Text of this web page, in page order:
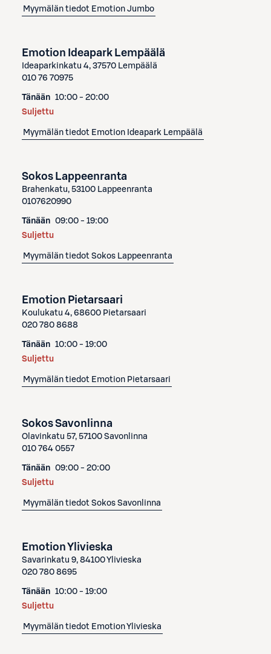
Myymälän tiedot Emotion Jumbo
Emotion Ideapark Lempäälä
Ideaparkinkatu 4, 37570 Lempäälä
010 76 70975
Tänään 10:00 - 20:00
Suljettu
Myymälän tiedot Emotion Ideapark Lempäälä
Sokos Lappeenranta
Brahenkatu, 53100 Lappeenranta
0107620990
Tänään 09:00 - 19:00
Suljettu
Myymälän tiedot Sokos Lappeenranta
Emotion Pietarsaari
Koulukatu 4, 68600 Pietarsaari
020 780 8688
Tänään 10:00 - 19:00
Suljettu
Myymälän tiedot Emotion Pietarsaari
Sokos Savonlinna
Olavinkatu 57, 57100 Savonlinna
010 764 0557
Tänään 09:00 - 20:00
Suljettu
Myymälän tiedot Sokos Savonlinna
Emotion Ylivieska
Savarinkatu 9, 84100 Ylivieska
020 780 8695
Tänään 10:00 - 19:00
Suljettu
Myymälän tiedot Emotion Ylivieska